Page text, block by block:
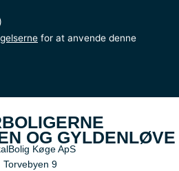
for at anvende denne
OG GYLDENLØVE
Køge ApS
Torvebyen 9